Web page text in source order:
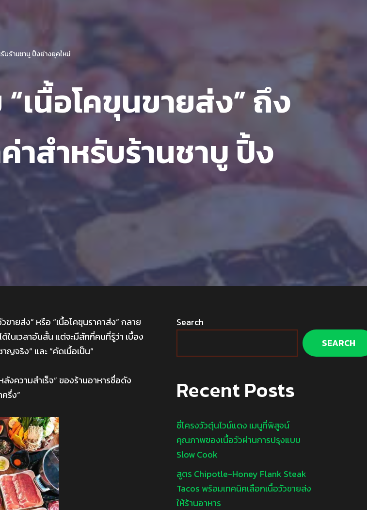
บร้านชาบู ปิ้งย่างยุคใหม่
เนื้อโคขุนขายส่ง” ถึง
าสำหรับร้านชาบู ปิ้ง
ายส่ง” หรือ “เนื้อโคขุนราคาส่ง” กลาย
ในเวลาอันสั้น แต่จะมีสักกี่คนที่รู้ว่า เบื้อง
จริง” และ “คัดเนื้อเป็น”
งความสำเร็จ” ของร้านอาหารชื่อดัง
รึ่ง”
Search
SEARCH
Recent Posts
ซี่โครงวัวตุ๋นไวน์แดง เมนูที่พิสูจน์
คุณภาพของเนื้อวัวผ่านการปรุงแบบ
Slow Cook
สูตร Chipotle-Honey Flank Steak
Tacos พร้อมเทคนิคเลือกเนื้อวัวขายส่ง
ให้ร้านอาหาร